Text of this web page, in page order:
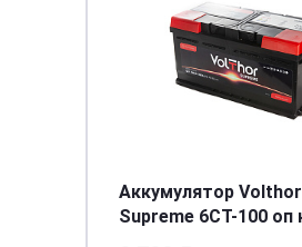
Аккумулятор Volthor
Supreme 6СТ-100 оп низ.